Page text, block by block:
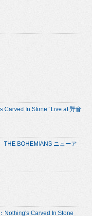
Carved In Stone “Live at 野音
THE BOHEMIANS ニューア
Nothing's Carved In Stone